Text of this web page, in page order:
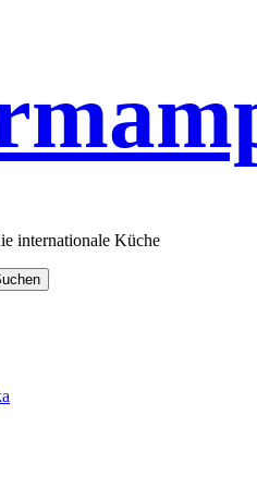
internationale Küche